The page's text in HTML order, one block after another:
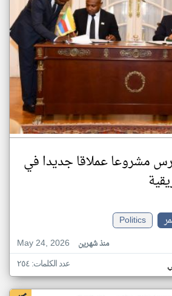
مشروعا عملاقا جديدا في
Politics
May 24, 2026
منذ شهرين
عدد الكلمات: ٢٥٤